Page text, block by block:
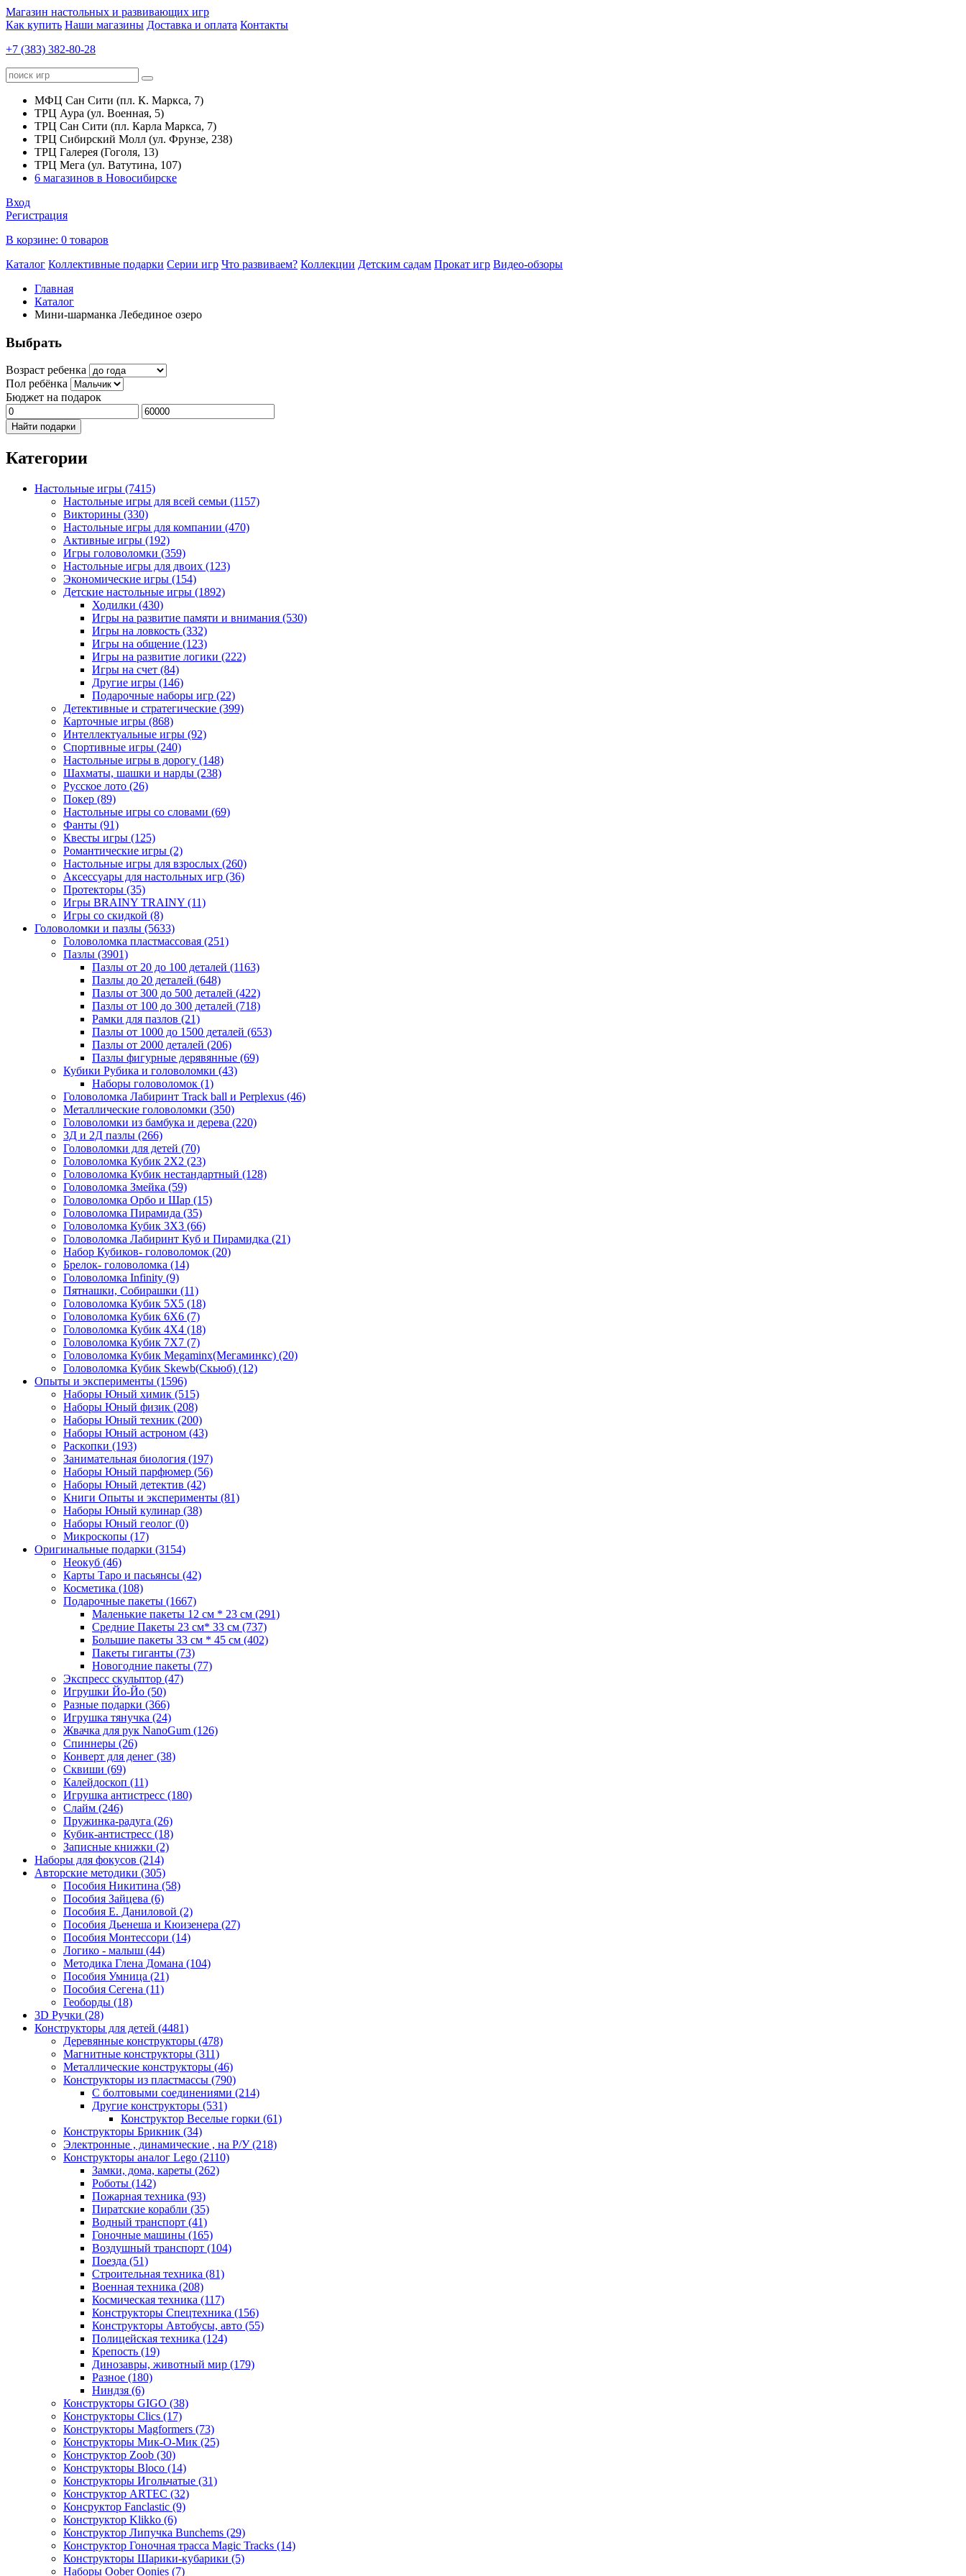
Магазин настольных и развивающих игр
Как купить Наши магазины Доставка и оплата Контакты
+7 (383) 382-80-28
МФЦ Сан Сити (пл. К. Маркса, 7)
ТРЦ Аура (ул. Военная, 5)
ТРЦ Сан Сити (пл. Карла Маркса, 7)
ТРЦ Сибирский Молл (ул. Фрунзе, 238)
ТРЦ Галерея (Гоголя, 13)
ТРЦ Мега (ул. Ватутина, 107)
6 магазинов в Новосибирске
Вход
Регистрация
В корзине: 0 товаров
Каталог Коллективные подарки Серии игр Что развиваем? Коллекции Детским садам Прокат игр Видео-обзоры
Главная
Каталог
Мини-шарманка Лебединое озеро
Выбрать
Возраст ребенка
Пол ребёнка
Бюджет на подарок
Найти подарки
Категории
Настольные игры (7415)
Настольные игры для всей семьи (1157)
Викторины (330)
Настольные игры для компании (470)
Активные игры (192)
Игры головоломки (359)
Настольные игры для двоих (123)
Экономические игры (154)
Детские настольные игры (1892)
Ходилки (430)
Игры на развитие памяти и внимания (530)
Игры на ловкость (332)
Игры на общение (123)
Игры на развитие логики (222)
Игры на счет (84)
Другие игры (146)
Подарочные наборы игр (22)
Детективные и стратегические (399)
Карточные игры (868)
Интеллектуальные игры (92)
Спортивные игры (240)
Настольные игры в дорогу (148)
Шахматы, шашки и нарды (238)
Русское лото (26)
Покер (89)
Настольные игры со словами (69)
Фанты (91)
Квесты игры (125)
Романтические игры (2)
Настольные игры для взрослых (260)
Аксессуары для настольных игр (36)
Протекторы (35)
Игры BRAINY TRAINY (11)
Игры со скидкой (8)
Головоломки и пазлы (5633)
Головоломка пластмассовая (251)
Пазлы (3901)
Пазлы от 20 до 100 деталей (1163)
Пазлы до 20 деталей (648)
Пазлы от 300 до 500 деталей (422)
Пазлы от 100 до 300 деталей (718)
Рамки для пазлов (21)
Пазлы от 1000 до 1500 деталей (653)
Пазлы от 2000 деталей (206)
Пазлы фигурные дерявянные (69)
Кубики Рубика и головоломки (43)
Наборы головоломок (1)
Головоломка Лабиринт Track ball и Perplexus (46)
Металлические головоломки (350)
Головоломки из бамбука и дерева (220)
3Д и 2Д пазлы (266)
Головоломки для детей (70)
Головоломка Кубик 2Х2 (23)
Головоломка Кубик нестандартный (128)
Головоломка Змейка (59)
Головоломка Орбо и Шар (15)
Головоломка Пирамида (35)
Головоломка Кубик 3Х3 (66)
Головоломка Лабиринт Куб и Пирамидка (21)
Набор Кубиков- головоломок (20)
Брелок- головоломка (14)
Головоломка Infinity (9)
Пятнашки, Собирашки (11)
Головоломка Кубик 5Х5 (18)
Головоломка Кубик 6Х6 (7)
Головоломка Кубик 4Х4 (18)
Головоломка Кубик 7Х7 (7)
Головоломка Кубик Megaminx(Мегаминкс) (20)
Головоломка Кубик Skewb(Скьюб) (12)
Опыты и эксперименты (1596)
Наборы Юный химик (515)
Наборы Юный физик (208)
Наборы Юный техник (200)
Наборы Юный астроном (43)
Раскопки (193)
Занимательная биология (197)
Наборы Юный парфюмер (56)
Наборы Юный детектив (42)
Книги Опыты и эксперименты (81)
Наборы Юный кулинар (38)
Наборы Юный геолог (0)
Микроскопы (17)
Оригинальные подарки (3154)
Неокуб (46)
Карты Таро и пасьянсы (42)
Косметика (108)
Подарочные пакеты (1667)
Маленькие пакеты 12 см * 23 см (291)
Средние Пакеты 23 см* 33 см (737)
Большие пакеты 33 см * 45 см (402)
Пакеты гиганты (73)
Новогодние пакеты (77)
Экспресс скульптор (47)
Игрушки Йо-Йо (50)
Разные подарки (366)
Игрушка тянучка (24)
Жвачка для рук NanoGum (126)
Спиннеры (26)
Конверт для денег (38)
Сквиши (69)
Калейдоскоп (11)
Игрушка антистресс (180)
Слайм (246)
Пружинка-радуга (26)
Кубик-антистресс (18)
Записные книжки (2)
Наборы для фокусов (214)
Авторские методики (305)
Пособия Никитина (58)
Пособия Зайцева (6)
Пособия Е. Даниловой (2)
Пособия Дьенеша и Кюизенера (27)
Пособия Монтессори (14)
Логико - малыш (44)
Методика Глена Домана (104)
Пособия Умница (21)
Пособия Сегена (11)
Геоборды (18)
3D Ручки (28)
Конструкторы для детей (4481)
Деревянные конструкторы (478)
Магнитные конструкторы (311)
Металлические конструкторы (46)
Конструкторы из пластмассы (790)
С болтовыми соединениями (214)
Другие конструкторы (531)
Конструктор Веселые горки (61)
Конструкторы Брикник (34)
Электронные , динамические , на Р/У(218)
Конструкторы аналог Lego (2110)
Замки, дома, кареты (262)
Роботы (142)
Пожарная техника (93)
Пиратские корабли (35)
Водный транспорт (41)
Гоночные машины (165)
Воздушный транспорт (104)
Поезда (51)
Строительная техника (81)
Военная техника (208)
Космическая техника (117)
Конструкторы Спецтехника (156)
Конструкторы Автобусы, авто (55)
Полицейская техника (124)
Крепость (19)
Динозавры, животный мир (179)
Разное (180)
Ниндзя (6)
Конструкторы GIGO (38)
Конструкторы Clics (17)
Конструкторы Magformers (73)
Конструкторы Мик-О-Мик (25)
Конструктор Zoob (30)
Конструкторы Bloco (14)
Конструкторы Игольчатые (31)
Конструктор ARTEC (32)
Консруктор Fanclastic (9)
Конструктор Klikko (6)
Конструктор Липучка Bunchems (29)
Конструктор Гоночная трасса Magic Tracks (14)
Конструкторы Шарики-кубарики (5)
Наборы Oober Oonies (7)